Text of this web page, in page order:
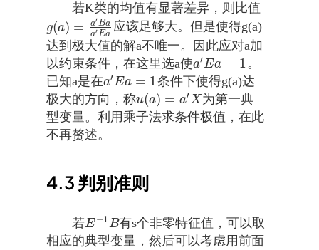
若K类的均值有显著差异，则比值
g(a) = a′Ba
a′Ea
g(a)= a′Baa′Ea
应该足够大。但是使得g(a)
达到极大值的解a不唯一。因此应对a加
以约束条件，在这里选a使a′Ea = 1
a′Ea= 1
。
已知a是在a′Ea = 1
a′Ea= 1
条件下使得g(a)达
极大的方向，称u(a) = a′X
u(a)= a′X
为第一典
型变量。利用乘子法求条件极值，在此
不再赘述。
4.3判别准则
若E−1 B
E−1B 有s个非零特征值，可以取
相应的典型变量，然后可以考虑用前面